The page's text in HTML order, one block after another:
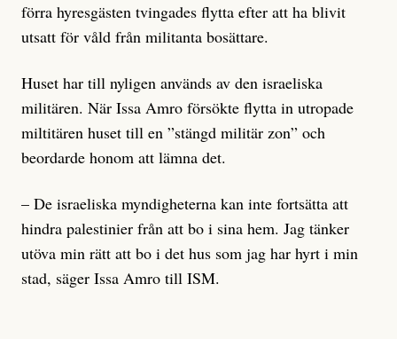
förra hyresgästen tvingades flytta efter att ha blivit
utsatt för våld från militanta bosättare.
Huset har till nyligen används av den israeliska
militären. När Issa Amro försökte flytta in utropade
miltitären huset till en ”stängd militär zon” och
beordarde honom att lämna det.
– De israeliska myndigheterna kan inte fortsätta att
hindra palestinier från att bo i sina hem. Jag tänker
utöva min rätt att bo i det hus som jag har hyrt i min
stad, säger Issa Amro till ISM.